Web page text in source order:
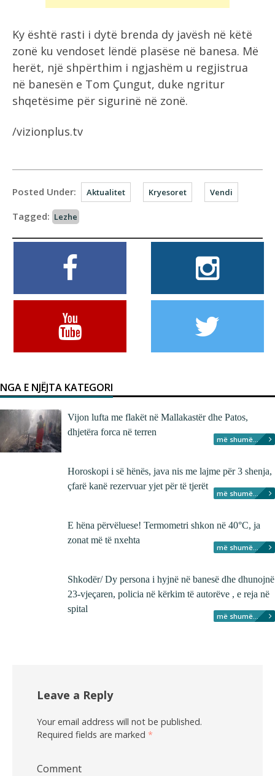
Ky është rasti i dytë brenda dy javësh në këtë
zonë ku vendoset lëndë plasëse në banesa. Më
herët, një shpërthim i ngjashëm u regjistrua
në banesën e Tom Çungut, duke ngritur
shqetësime për sigurinë në zonë.
/vizionplus.tv
Posted Under: Aktualitet Kryesoret Vendi
Tagged: Lezhe
NGA E NJËJTA KATEGORI
Vijon lufta me flakët në Mallakastër dhe Patos,
dhjetëra forca në terren
më shumë...
Horoskopi i së hënës, java nis me lajme për 3 shenja,
çfarë kanë rezervuar yjet për të tjerët
më shumë...
E hëna përvëluese! Termometri shkon në 40°C, ja
zonat më të nxehta
më shumë...
Shkodër/ Dy persona i hyjnë në banesë dhe dhunojnë
23-vjeçaren, policia në kërkim të autorëve , e reja në
spital
më shumë...
Leave a Reply
Your email address will not be published.
Required fields are marked *
Comment